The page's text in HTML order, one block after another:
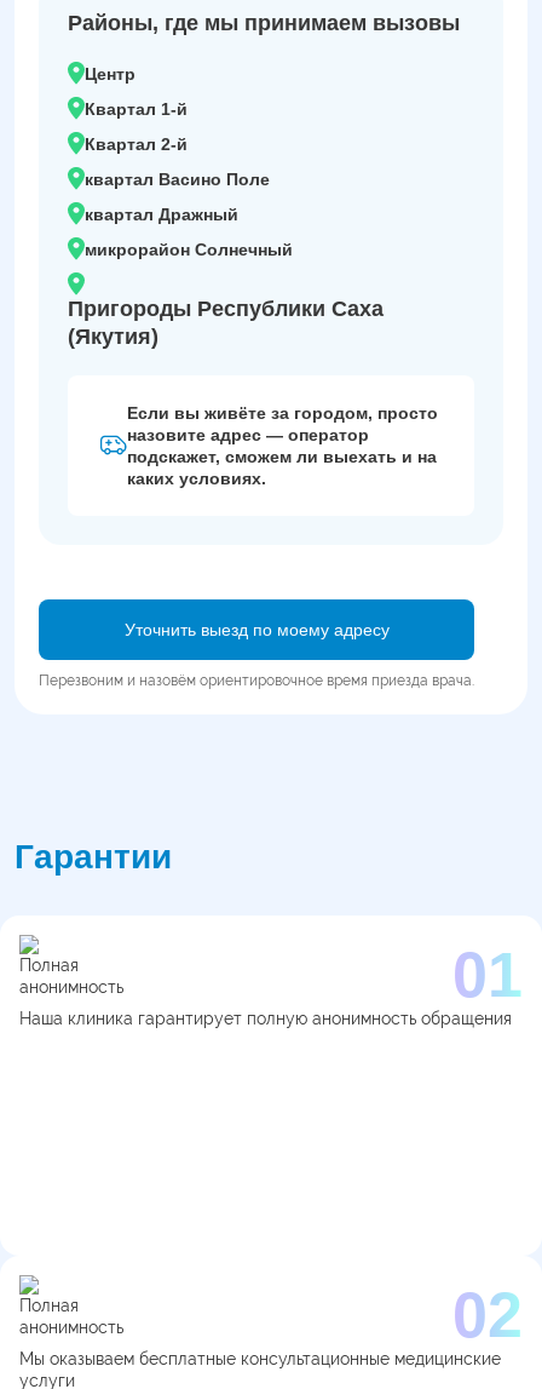
Уточнить выезд по моему адресу
Перезвоним и назовём ориентировочное время приезда врача.
Районы, где мы принимаем вызовы
Центр
Квартал 1-й
Квартал 2-й
квартал Васино Поле
квартал Дражный
микрорайон Солнечный
Пригороды Республики Саха
(Якутия)
Если вы живёте за городом, просто
назовите адрес — оператор
подскажет, сможем ли выехать и на
каких условиях.
Гарантии
Наша клиника гарантирует полную анонимность обращения
Мы оказываем бесплатные консультационные медицинские
услуги